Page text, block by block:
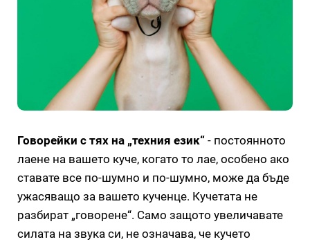
Говорейки с тях на „техния език“ - постоянното
лаене на вашето куче, когато то лае, особено ако
ставате все по-шумно и по-шумно, може да бъде
ужасяващо за вашето кученце. Кучетата не
разбират „говорене“. Само защото увеличавате
силата на звука си, не означава, че кучето